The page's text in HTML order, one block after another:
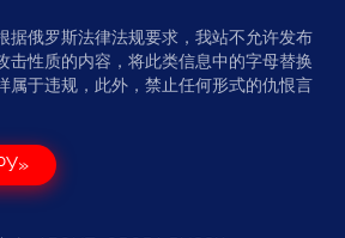
据俄罗斯法律法规要求，我站不允许发布
击性质的内容，将此类信息中的字母替换
属于违规，此外，禁止任何形式的仇恨言